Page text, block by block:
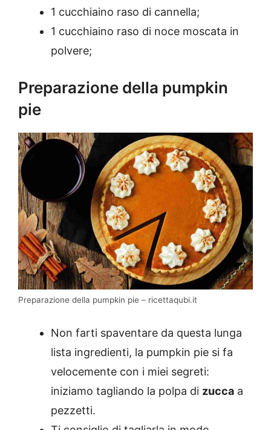
1 cucchiaino raso di cannella;
1 cucchiaino raso di noce moscata in
polvere;
Preparazione della pumpkin
pie
Preparazione della pumpkin pie – ricettaqubi.it
Non farti spaventare da questa lunga
lista ingredienti, la pumpkin pie si fa
velocemente con i miei segreti:
iniziamo tagliando la polpa di zucca a
pezzetti.